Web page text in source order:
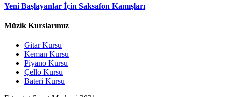
Yeni Başlayanlar İçin Saksafon Kamışları
Müzik Kurslarımız
Gitar Kursu
Keman Kursu
Piyano Kursu
Çello Kursu
Bateri Kursu